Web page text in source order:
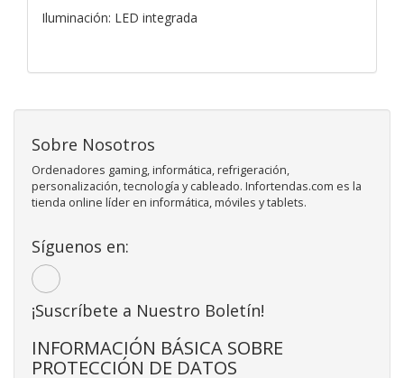
Iluminación: LED integrada
Sobre Nosotros
Ordenadores gaming, informática, refrigeración,
personalización, tecnología y cableado. Infortendas.com es la
tienda online líder en informática, móviles y tablets.
Síguenos en:
¡Suscríbete a Nuestro Boletín!
INFORMACIÓN BÁSICA SOBRE
PROTECCIÓN DE DATOS